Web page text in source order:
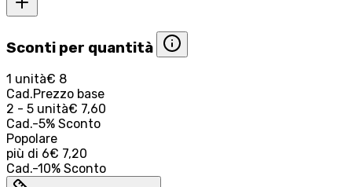
Sconti per quantità
1 unità€ 8
Cad.Prezzo base
2 - 5 unità€ 7,60
Cad.-5% Sconto
Popolare
più di 6€ 7,20
Cad.-10% Sconto